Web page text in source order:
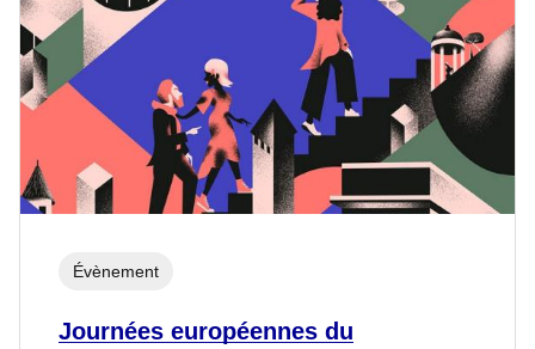
Journées européennes du
Évènement